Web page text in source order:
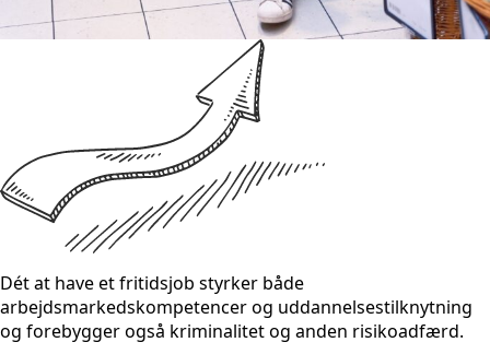
Dét at have et fritidsjob styrker både
arbejdsmarkedskompetencer og uddannelsestilknytning
og forebygger også kriminalitet og anden risikoadfærd.